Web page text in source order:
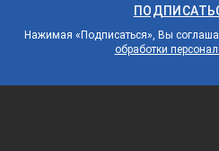
Нажимая «Подписаться», Вы
обработки